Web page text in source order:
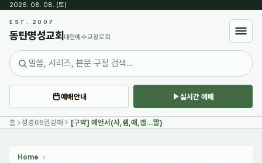
2026. 08. 08. (토) ·
EST. 2007
동탄명성교회 대한예수교장로회
예배안내 실시간 예배
홈 성경66권강해 [구약] 예언서(사,렘,애,겔...말)
Home
Sketchbook5, 스케치북5
Sketchbook5, 스케치북5